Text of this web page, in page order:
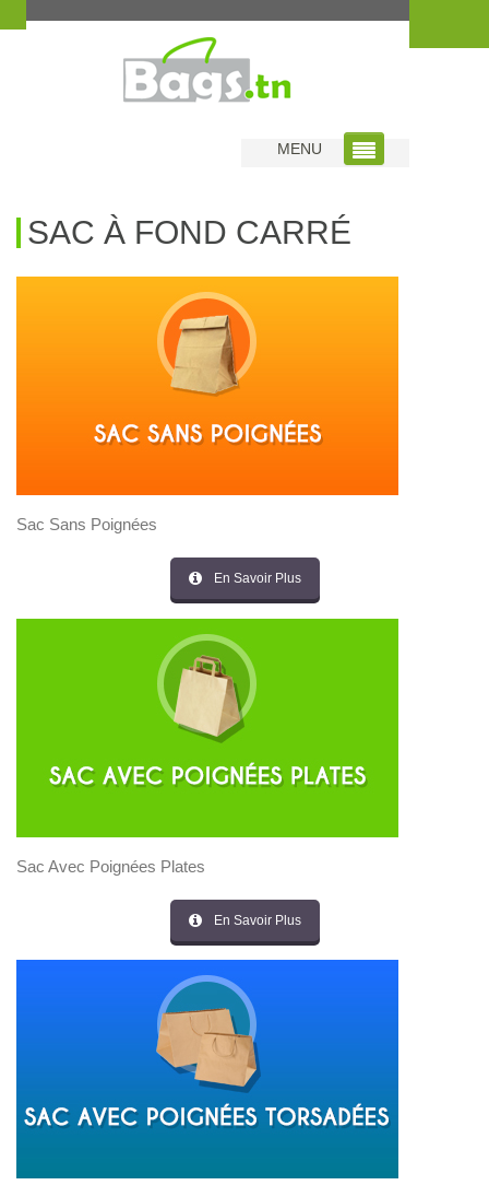
MENU
Home | SAC À FOND CARRÉ
SAC À FOND CARRÉ
Sac Sans Poignées
En Savoir Plus
Sac Avec Poignées Plates
En Savoir Plus